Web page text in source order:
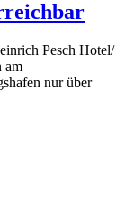
Pesch Hotel/
am
nur über